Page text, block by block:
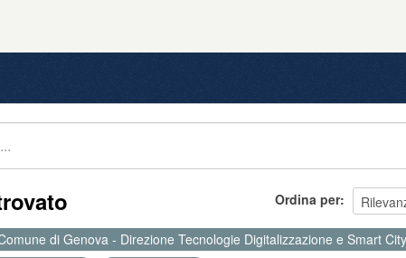
Ordina per
di Genova - Direzione Tecnologie Digitalizzazione e Smart City